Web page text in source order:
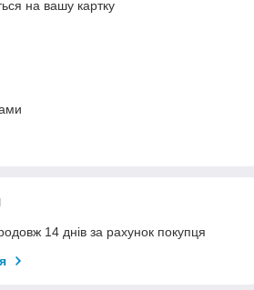
на вашу картку
14 днів за рахунок покупця